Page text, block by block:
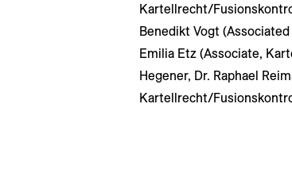
Kartellrecht/
Benedikt Vogt
Emilia Etz (Associate,
Hegener, Dr. Raphael
Kartellrecht/